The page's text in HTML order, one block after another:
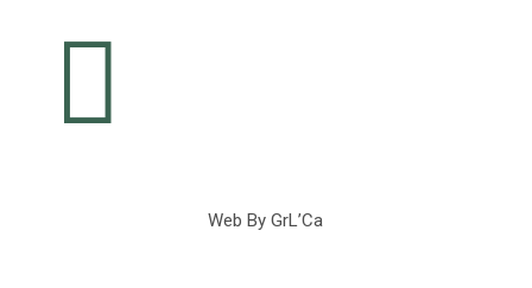

Web By GrL’Ca